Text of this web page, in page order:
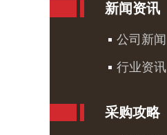
新闻资讯
公司新闻
行业资讯
采购攻略